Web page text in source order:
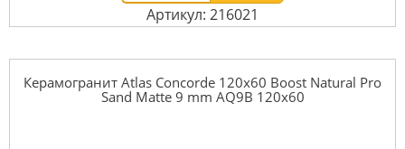
Артикул: 216021
Керамогранит Atlas Concorde 120x60 Boost Natural Pro
Sand Matte 9 mm AQ9B 120x60